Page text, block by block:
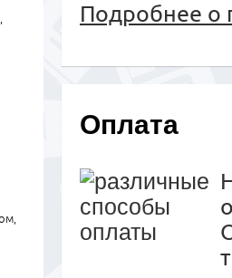
Подробнее о
Оплата